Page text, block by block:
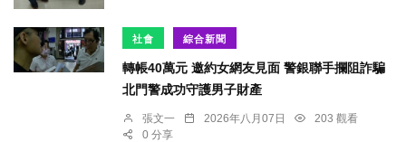
社會 綜合新聞
轉帳40萬元 邀約女網友見面 警銀聯手攔阻詐騙
北門警成功守護男子財產
張文一 2026年八月07日
203 觀看
0 分享